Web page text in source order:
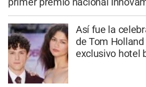
Así fue la
de Tom
exclusivo hotel